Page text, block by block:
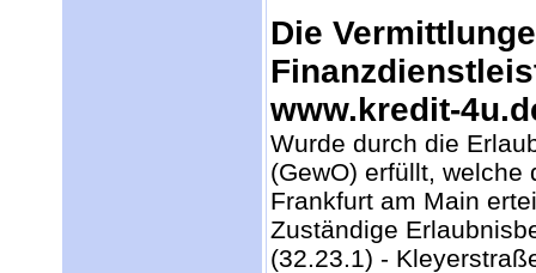
Die
www.kredit-
Wurde durch die
(GewO) erfüllt, welche
Frankfurt am Main
Zuständige
(32.23.1) -